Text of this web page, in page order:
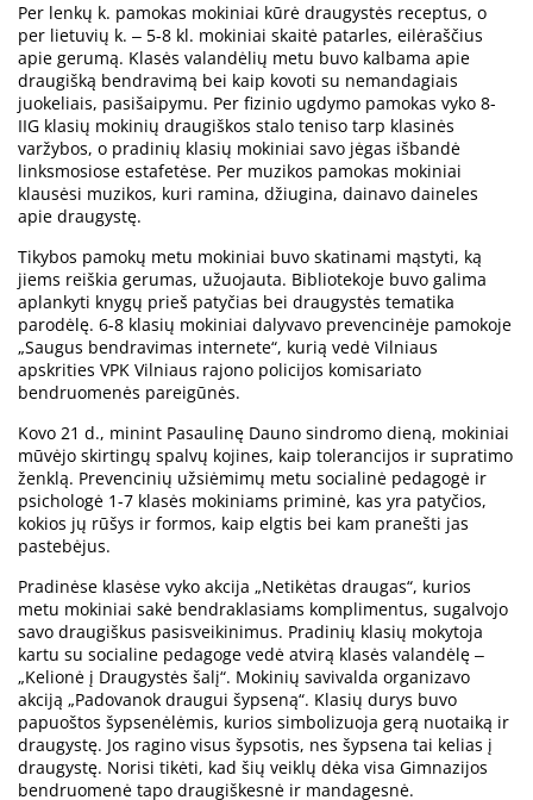
Per lenkų k. pamokas mokiniai kūrė draugystės receptus, o
per lietuvių k. ‒ 5-8 kl. mokiniai skaitė patarles, eilėraščius
apie gerumą. Klasės valandėlių metu buvo kalbama apie
draugišką bendravimą bei kaip kovoti su nemandagiais
juokeliais, pasišaipymu. Per fizinio ugdymo pamokas vyko 8-
IIG klasių mokinių draugiškos stalo teniso tarp klasinės
varžybos, o pradinių klasių mokiniai savo jėgas išbandė
linksmosiose estafetėse. Per muzikos pamokas mokiniai
klausėsi muzikos, kuri ramina, džiugina, dainavo daineles
apie draugystę.
Tikybos pamokų metu mokiniai buvo skatinami mąstyti, ką
jiems reiškia gerumas, užuojauta. Bibliotekoje buvo galima
aplankyti knygų prieš patyčias bei draugystės tematika
parodėlę. 6-8 klasių mokiniai dalyvavo prevencinėje pamokoje
„Saugus bendravimas internete“, kurią vedė Vilniaus
apskrities VPK Vilniaus rajono policijos komisariato
bendruomenės pareigūnės.
Kovo 21 d., minint Pasaulinę Dauno sindromo dieną, mokiniai
mūvėjo skirtingų spalvų kojines, kaip tolerancijos ir supratimo
ženklą. Prevencinių užsiėmimų metu socialinė pedagogė ir
psichologė 1-7 klasės mokiniams priminė, kas yra patyčios,
kokios jų rūšys ir formos, kaip elgtis bei kam pranešti jas
pastebėjus.
Pradinėse klasėse vyko akcija „Netikėtas draugas“, kurios
metu mokiniai sakė bendraklasiams komplimentus, sugalvojo
savo draugiškus pasisveikinimus. Pradinių klasių mokytoja
kartu su socialine pedagoge vedė atvirą klasės valandėlę ‒
„Kelionė į Draugystės šalį“. Mokinių savivalda organizavo
akciją „Padovanok draugui šypseną“. Klasių durys buvo
papuoštos šypsenėlėmis, kurios simbolizuoja gerą nuotaiką ir
draugystę. Jos ragino visus šypsotis, nes šypsena tai kelias į
draugystę. Norisi tikėti, kad šių veiklų dėka visa Gimnazijos
bendruomenė tapo draugiškesnė ir mandagesnė.